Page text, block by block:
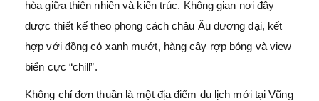
hòa giữa thiên nhiên và kiến trúc. Không gian nơi đây
được thiết kế theo phong cách châu Âu đương đại, kết
hợp với đồng cỏ xanh mướt, hàng cây rợp bóng và view
biển cực “chill”.
Không chỉ đơn thuần là một địa điểm du lịch mới tại Vũng